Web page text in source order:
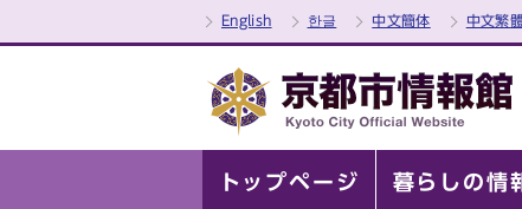
English 한글 中文簡体 中文繁
トップページ 暮らしの情